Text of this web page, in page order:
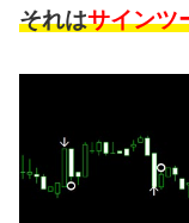
それはサインツ